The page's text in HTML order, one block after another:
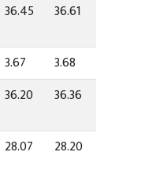
36.45 36.61
3.67
3.68
36.20 36.36
28.07 28.20